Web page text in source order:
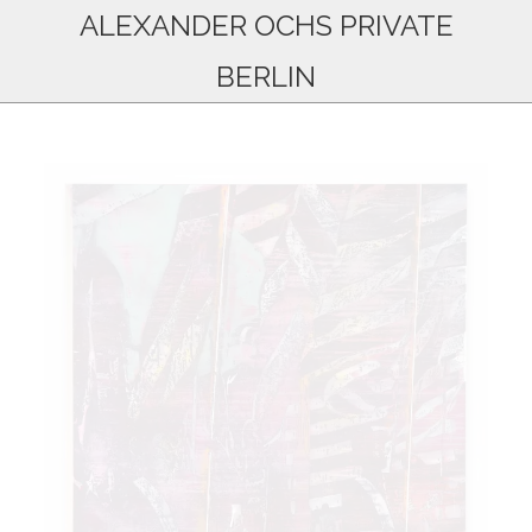
ALEXANDER OCHS PRIVATE
BERLIN